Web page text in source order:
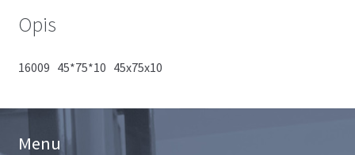
Opis
16009 45*75*10 45x75x10
Menu